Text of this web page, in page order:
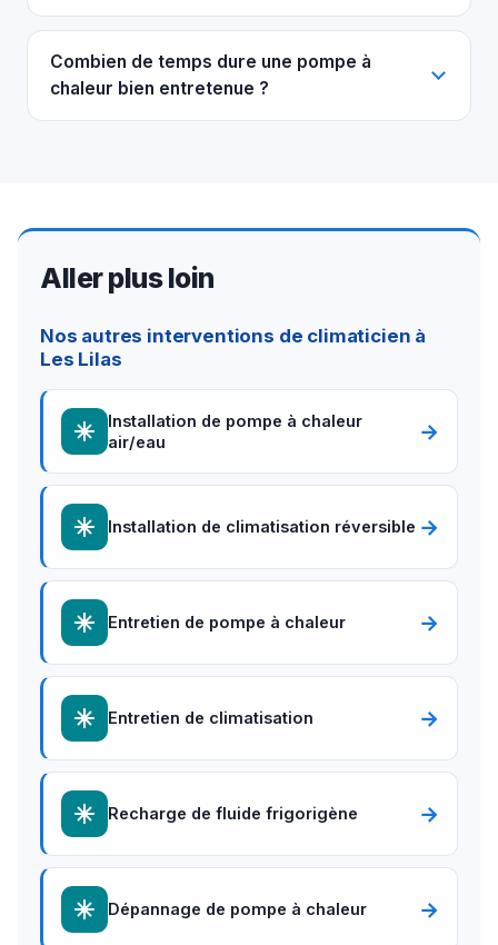
Combien de temps dure une pompe à
chaleur bien entretenue ?
Aller plus loin
Nos autres interventions de climaticien à
Les Lilas
Installation de pompe à chaleur
air/eau
→
Installation de climatisation réversible →
Entretien de pompe à chaleur →
Entretien de climatisation →
Recharge de fluide frigorigène →
Dépannage de pompe à chaleur →